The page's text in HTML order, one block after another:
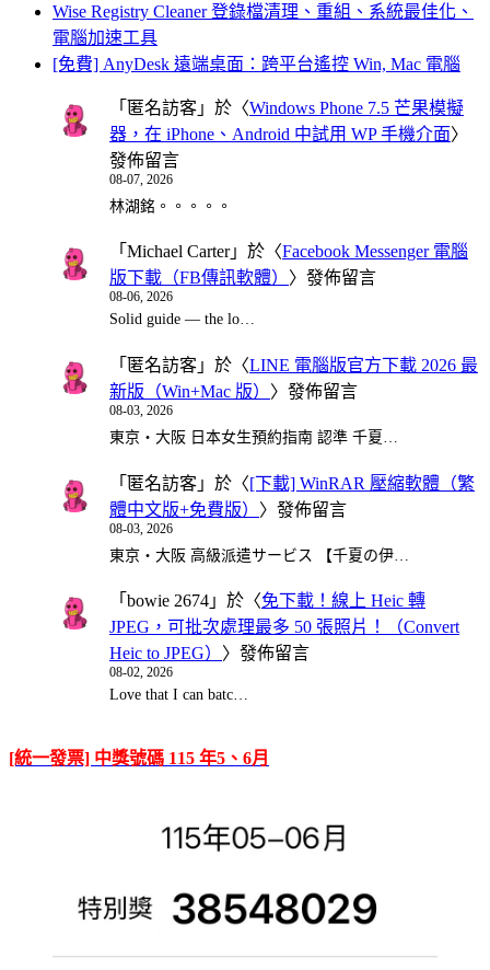
Wise Registry Cleaner 登錄檔清理、重組、系統最佳化、
電腦加速工具
[免費] AnyDesk 遠端桌面：跨平台遙控 Win, Mac 電腦
「 匿名訪客 」於〈Windows Phone 7.5 芒果模擬
器，在 iPhone、Android 中試用 WP 手機介面〉
發佈留言
08-07, 2026
林湖銘。。。。。
「 Michael Carter」於〈Facebook Messenger 電腦
版下載（FB傳訊軟體） 〉發佈留言
08-06, 2026
Solid guide — the lo…
「 匿名訪客 」於〈LINE 電腦版官方下載 2026 最
新版（Win+Mac 版） 〉發佈留言
08-03, 2026
東京・大阪 日本女生預約指南 認準 千夏…
「 匿名訪客 」於〈[下載] WinRAR 壓縮軟體（繁
體中文版+免費版） 〉發佈留言
08-03, 2026
東京・大阪 高級派遣サービス 【千夏の伊…
「 bowie 2674 」於〈免下載！線上 Heic 轉
JPEG，可批次處理最多 50 張照片！（Convert
Heic to JPEG） 〉發佈留言
08-02, 2026
Love that I can batc…
[統一發票] 中獎號碼 115 年5、6月